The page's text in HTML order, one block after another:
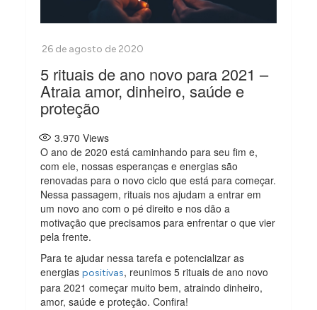
5 rituais de ano novo para 2021 –
Atraia amor, dinheiro, saúde e
proteção
3.970 Views
O ano de 2020 está caminhando para seu fim e,
com ele, nossas esperanças e energias são
renovadas para o novo ciclo que está para começar.
Nessa passagem, rituais nos ajudam a entrar em
um novo ano com o pé direito e nos dão a
motivação que precisamos para enfrentar o que vier
pela frente.
Para te ajudar nessa tarefa e potencializar as
energiaspositivas, reunimos 5 rituais de ano novo
para 2021 começar muito bem, atraindo dinheiro,
amor, saúde e proteção. Confira!